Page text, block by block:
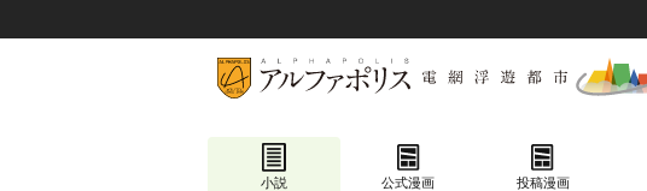
小説 公式漫画 投稿漫画